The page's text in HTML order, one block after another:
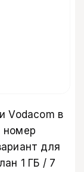
Vodacom в
номер
для
1 ГБ / 7